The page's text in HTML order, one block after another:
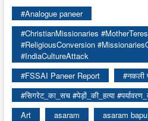
#Analogue paneer
#ChristianMissionaries
#ReligiousConversion
#IndiaCultureAttack
#FSSAI Paneer Report
#नकली
#सिगरेट_का_सच #पेड़ों_की_हत्या
Art
asaram asaram bapu